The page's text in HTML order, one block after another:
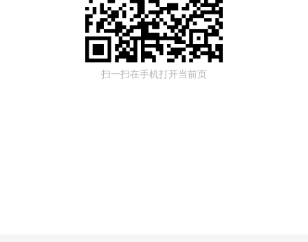
扫一扫在手机打开当前页